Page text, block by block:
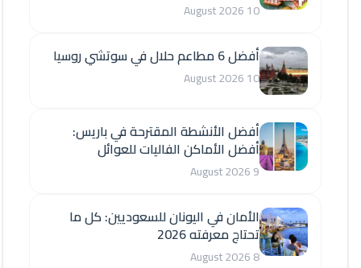
10 August 2026
أفضل 6 مطاعم حلال في سوتشي روسيا
10 August 2026
أفضل الأنشطة المقترحة في باريس:
أفضل الأماكن الفاليات للعوائل
9 August 2026
الأمان في اليونان للسعوديين: كل ما
تحتاج معرفته 2026
8 August 2026